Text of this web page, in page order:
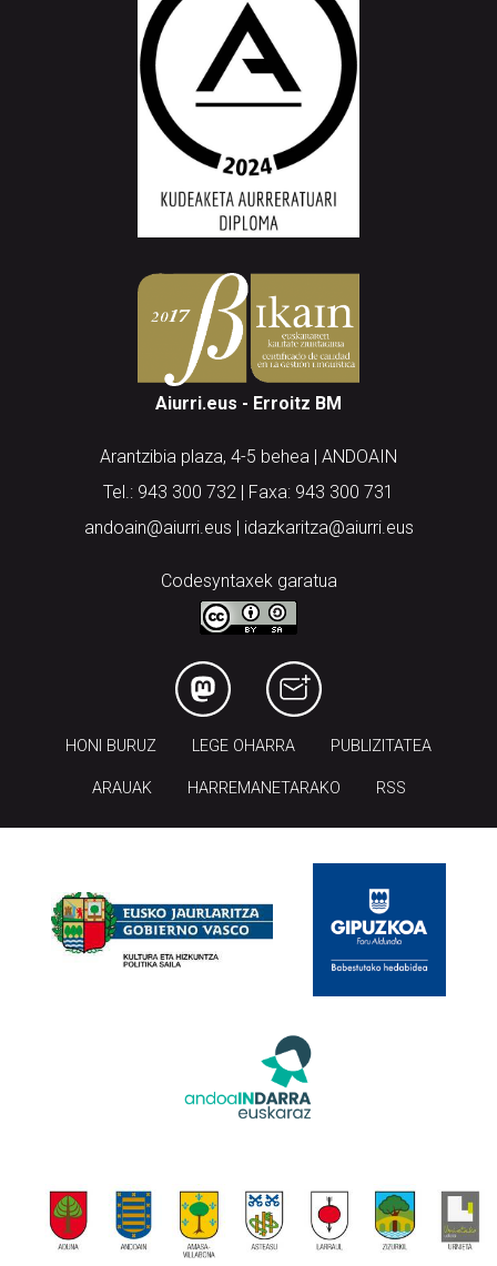
Aiurri.eus - Erroitz BM
Arantzibia plaza, 4-5 behea | ANDOAIN
Tel.: 943 300 732 | Faxa: 943 300 731
andoain@aiurri.eus | idazkaritza@aiurri.eus
Codesyntaxek garatua
HONI BURUZ LEGE OHARRA PUBLIZITATEA
ARAUAK HARREMANETARAKO RSS